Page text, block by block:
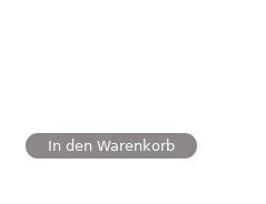
In den Warenkorb